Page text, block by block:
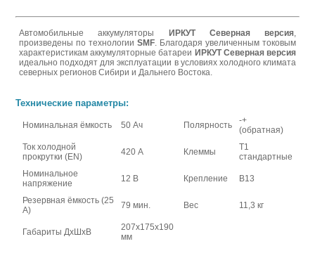
Автомобильные аккумуляторы ИРКУT Северная версия,
произведены по технологии SMF. Благодаря увеличенным токовым
характеристикам аккумуляторные батареи ИРКУT Северная версия
идеально подходят для эксплуатации в условиях холодного климата
северных регионов Сибири и Дальнего Востока.
Технические параметры:
Номинальная ёмкость 50 Ач Полярность
-+
(обратная)
Ток холодной
прокрутки (EN)
420 А Клеммы
Т1
стандартные
Номинальное
напряжение
12 В Крепление В13
Резервная ёмкость (25
А)
79 мин. Вес 11,3 кг
Габариты ДхШхВ
207x175x190
мм